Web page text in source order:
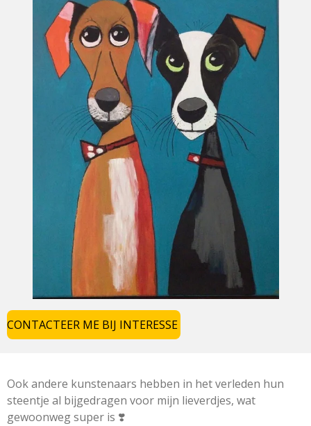
CONTACTEER ME BIJ INTERESSE
Ook andere kunstenaars hebben in het verleden hun
steentje al bijgedragen voor mijn lieverdjes, wat
gewoonweg super is ❣️